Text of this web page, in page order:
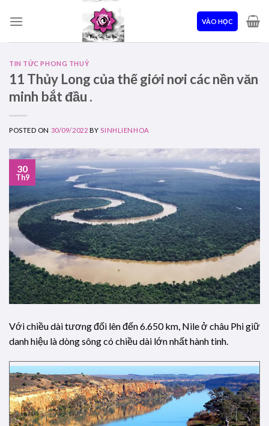
VÀO HỌC
TIN TỨC PHONG THUỶ
11 Thủy Long của thế giới nơi các nền văn
minh bắt đầu .
POSTED ON 30/09/2022 BY SINHLIENHOA
30
Th9
Với chiều dài tương đối lên đến 6.650 km, Nile ở châu Phi giữ
danh hiệu là dòng sông có chiều dài lớn nhất hành tinh.